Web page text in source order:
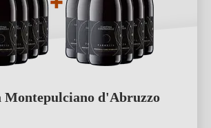
Montepulciano d'Abruzzo